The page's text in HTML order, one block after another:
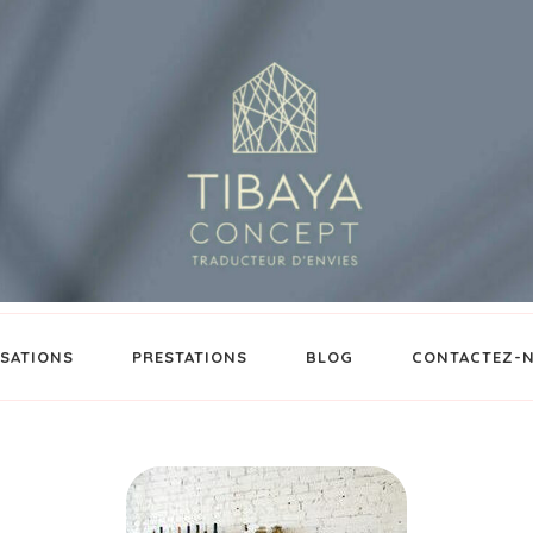
PRESTATIONS BLOG CONTACTEZ-